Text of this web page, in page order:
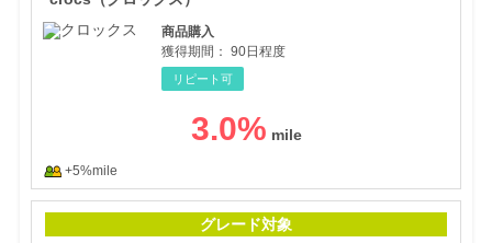
商品購入
獲得期間： 90日程度
リピート可
3.0%
+5%mile
グレード対象